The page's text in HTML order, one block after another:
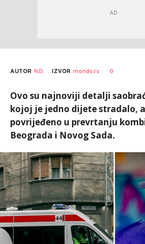
AUTOR N.D. IZVOR mondo.rs 0
Ovo su najnoviji detalji
kojoj je jedno dijete stradalo,
povrijeđeno u prevrtanju
Beograda i Novog Sada.